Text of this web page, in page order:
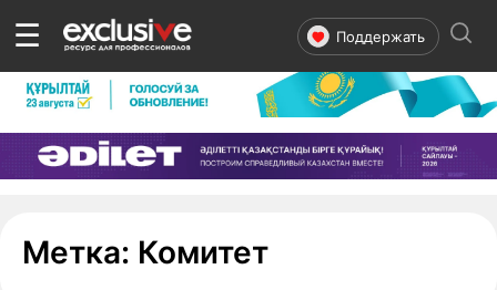
☰ Поддержать
Метка: Комитет- страница 1